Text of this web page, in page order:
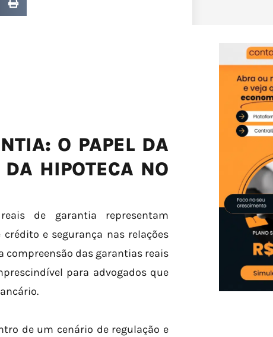
O PAPEL DA
HIPOTECA NO
de garantia representam
e segurança nas relações
compreensão das garantias reais
para advogados que
de um cenário de regulação e